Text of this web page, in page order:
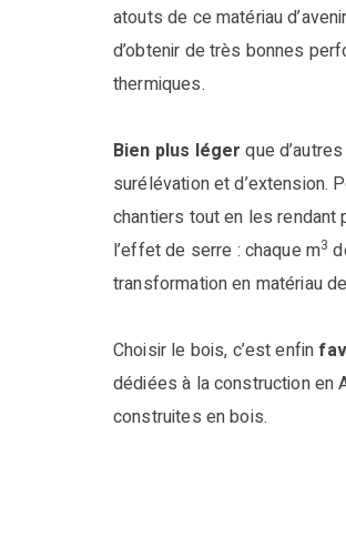
atouts de ce matériau
d’obtenir de très bonnes
thermiques.
Bien plus léger que
surélévation et d’extension.
chantiers tout en les
l’effet de serre : chaque m3
transformation en matériau
Choisir le bois, c’est enfin
dédiées à la construction en
construites en bois.